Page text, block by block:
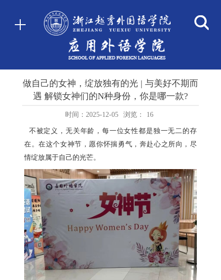
做自己的女神，绽放独有的光 | 与美好不期而
遇 解锁女神们的N种身份，你是哪一款?
时间：2025-12-05 浏览： 16
不被定义，无关年龄，每一位女性都是独一无二的存
在。在这个女神节，愿你怀揣勇气，奔赴心之所向，尽
情绽放属于自己的光芒。